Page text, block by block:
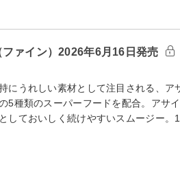
ァイン）2026年6月16日発売
にうれしい素材として注目される、ア
5種類のスーパーフードを配合。アサ
しておいしく続けやすいスムージー。